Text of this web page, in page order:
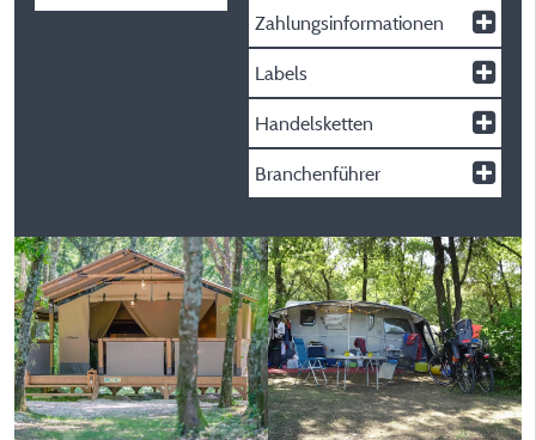
Zahlungsinformationen
Labels
Handelsketten
Branchenführer